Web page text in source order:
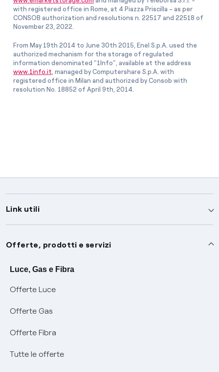
with registered office in Rome, at 4 Piazza Priscilla - as per
CONSOB authorization and resolutions n. 22517 and 22518 of
November 23, 2022.
From May 19th 2014 to June 30th 2015, Enel S.p.A. used the
authorized mechanism for the storage of regulated
information denominated “1Info”, available at the address
www.1info.it , managed by Computershare S.p.A. with
registered office in Milan and authorized by Consob with
resolution No. 18852 of April 9th, 2014.
Link utili
Assistenza
Avvisi
SOS luce e gas
Conciliazioni e risoluzione delle controversie
Negoziazione paritetica
Informazioni Sisma
Servizi
Moduli e documenti
Documenti Fibra
Offerte, prodotti e servizi
Luce, Gas e Fibra
Offerte Luce
Offerte Gas
Offerte Fibra
Tutte le offerte